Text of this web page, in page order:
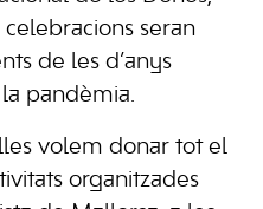
seran
de les d’anys
pandèmia.
volem donar tot el
organitzades